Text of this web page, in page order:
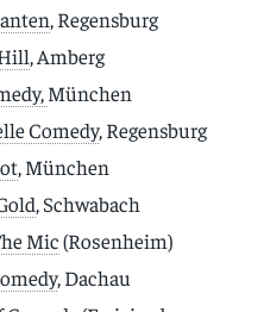
, Regensburg
, Amberg
München
Comedy, Regensburg
, München
, Schwabach
Mic(Rosenheim)
, Dachau